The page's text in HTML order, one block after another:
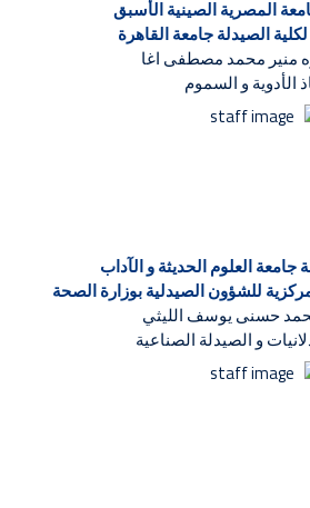
المصرية الصينية الأسبق
الصيدلة جامعة القاهرة
منير محمد مصطفى اغا
الأدوية و السموم
جامعة العلوم الحديثة و الآداب
للشؤون الصيدلية بوزارة الصحة
حسنى يوسف الليثي
و الصيدلة الصناعية